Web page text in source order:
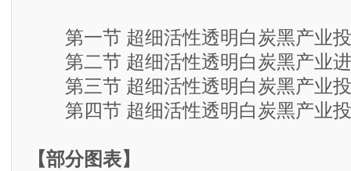
第一节 超细活性透明白炭黑产业投
第二节 超细活性透明白炭黑产业进
第三节 超细活性透明白炭黑产业投
第四节 超细活性透明白炭黑产业投
【部分图表】